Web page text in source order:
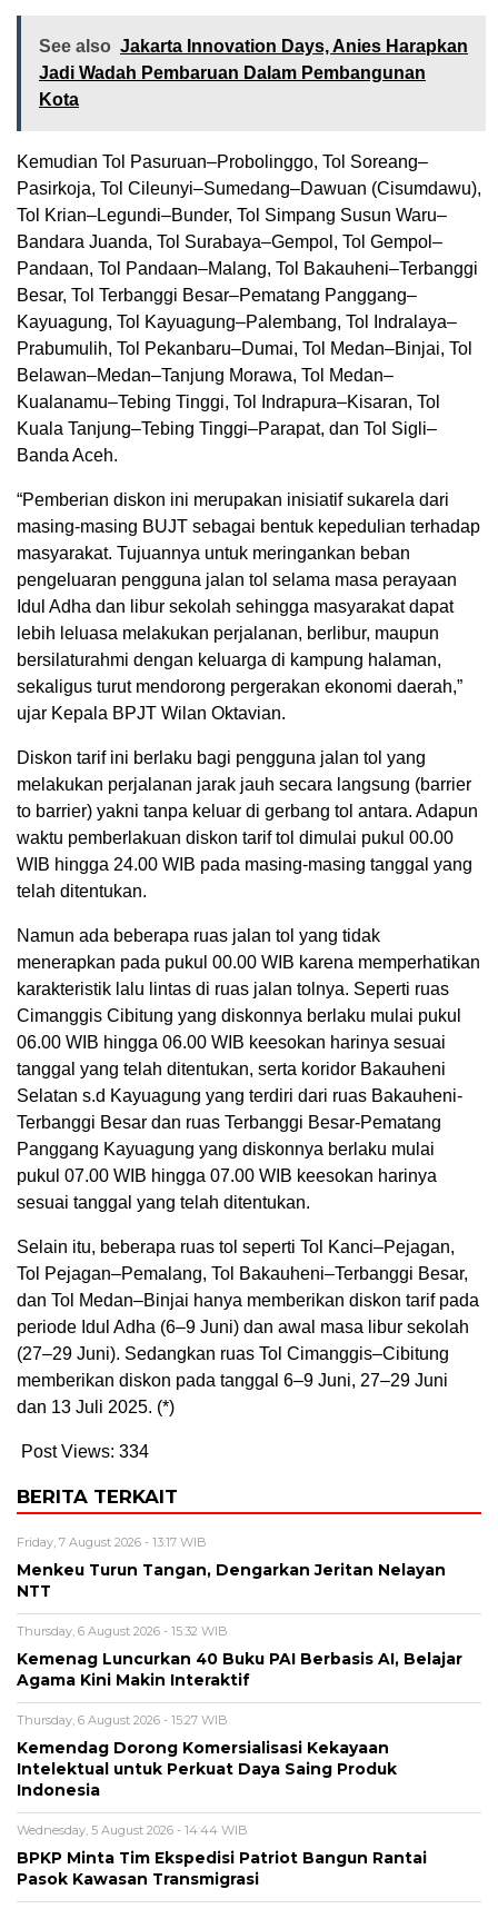
See also Jakarta Innovation Days, Anies Harapkan
Jadi Wadah Pembaruan Dalam Pembangunan
Kota
Kemudian Tol Pasuruan–Probolinggo, Tol Soreang–
Pasirkoja, Tol Cileunyi–Sumedang–Dawuan (Cisumdawu),
Tol Krian–Legundi–Bunder, Tol Simpang Susun Waru–
Bandara Juanda, Tol Surabaya–Gempol, Tol Gempol–
Pandaan, Tol Pandaan–Malang, Tol Bakauheni–Terbanggi
Besar, Tol Terbanggi Besar–Pematang Panggang–
Kayuagung, Tol Kayuagung–Palembang, Tol Indralaya–
Prabumulih, Tol Pekanbaru–Dumai, Tol Medan–Binjai, Tol
Belawan–Medan–Tanjung Morawa, Tol Medan–
Kualanamu–Tebing Tinggi, Tol Indrapura–Kisaran, Tol
Kuala Tanjung–Tebing Tinggi–Parapat, dan Tol Sigli–
Banda Aceh.
“Pemberian diskon ini merupakan inisiatif sukarela dari
masing-masing BUJT sebagai bentuk kepedulian terhadap
masyarakat. Tujuannya untuk meringankan beban
pengeluaran pengguna jalan tol selama masa perayaan
Idul Adha dan libur sekolah sehingga masyarakat dapat
lebih leluasa melakukan perjalanan, berlibur, maupun
bersilaturahmi dengan keluarga di kampung halaman,
sekaligus turut mendorong pergerakan ekonomi daerah,”
ujar Kepala BPJT Wilan Oktavian.
Diskon tarif ini berlaku bagi pengguna jalan tol yang
melakukan perjalanan jarak jauh secara langsung (barrier
to barrier) yakni tanpa keluar di gerbang tol antara. Adapun
waktu pemberlakuan diskon tarif tol dimulai pukul 00.00
WIB hingga 24.00 WIB pada masing-masing tanggal yang
telah ditentukan.
Namun ada beberapa ruas jalan tol yang tidak
menerapkan pada pukul 00.00 WIB karena memperhatikan
karakteristik lalu lintas di ruas jalan tolnya. Seperti ruas
Cimanggis Cibitung yang diskonnya berlaku mulai pukul
06.00 WIB hingga 06.00 WIB keesokan harinya sesuai
tanggal yang telah ditentukan, serta koridor Bakauheni
Selatan s.d Kayuagung yang terdiri dari ruas Bakauheni-
Terbanggi Besar dan ruas Terbanggi Besar-Pematang
Panggang Kayuagung yang diskonnya berlaku mulai
pukul 07.00 WIB hingga 07.00 WIB keesokan harinya
sesuai tanggal yang telah ditentukan.
Selain itu, beberapa ruas tol seperti Tol Kanci–Pejagan,
Tol Pejagan–Pemalang, Tol Bakauheni–Terbanggi Besar,
dan Tol Medan–Binjai hanya memberikan diskon tarif pada
periode Idul Adha (6–9 Juni) dan awal masa libur sekolah
(27–29 Juni). Sedangkan ruas Tol Cimanggis–Cibitung
memberikan diskon pada tanggal 6–9 Juni, 27–29 Juni
dan 13 Juli 2025. (*)
Post Views: 334
BERITA TERKAIT
Friday, 7 August 2026 - 13:17 WIB
Menkeu Turun Tangan, Dengarkan Jeritan Nelayan
NTT
Thursday, 6 August 2026 - 15:32 WIB
Kemenag Luncurkan 40 Buku PAI Berbasis AI, Belajar
Agama Kini Makin Interaktif
Thursday, 6 August 2026 - 15:27 WIB
Kemendag Dorong Komersialisasi Kekayaan
Intelektual untuk Perkuat Daya Saing Produk
Indonesia
Wednesday, 5 August 2026 - 14:44 WIB
BPKP Minta Tim Ekspedisi Patriot Bangun Rantai
Pasok Kawasan Transmigrasi